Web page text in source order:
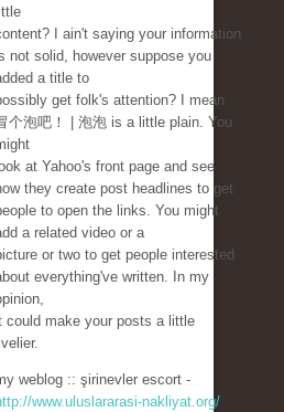
little
I ain't saying your information
not solid, however suppose you
a title to
get folk's attention? I mean
个泡吧！ | 泡泡 is a little plain. You
at Yahoo's front page and see
they create post headlines to get
to open the links. You might
a related video or a
or two to get people interested
everything've written. In my
could make your posts a little
livelier.
weblog :: şirinevler escort -
www.uluslararasi-nakliyat.org/